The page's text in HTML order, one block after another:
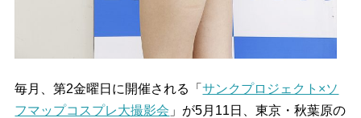
毎月、第2金曜日に開催される「サンクプロジェクト×ソ
フマップコスプレ大撮影会 」が5月11日、東京・秋葉原の